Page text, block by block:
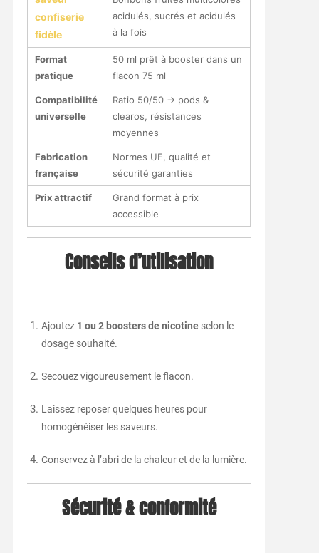
confiserie
fidèle
acidulés, sucrés et acidulés
à la fois
Format
pratique
50 ml prêt à booster dans un
flacon 75 ml
Compatibilité
universelle
Ratio 50/50 → pods &
clearos, résistances
moyennes
Fabrication
française
Normes UE, qualité et
sécurité garanties
Prix attractif
Grand format à prix
accessible
Conseils d’utilisation
Ajoutez 1 ou 2 boosters de nicotineselon le
dosage souhaité.
Secouez vigoureusement le flacon.
Laissez reposer quelques heures pour
homogénéiser les saveurs.
Conservez à l’abri de la chaleur et de la lumière.
Sécurité & conformité